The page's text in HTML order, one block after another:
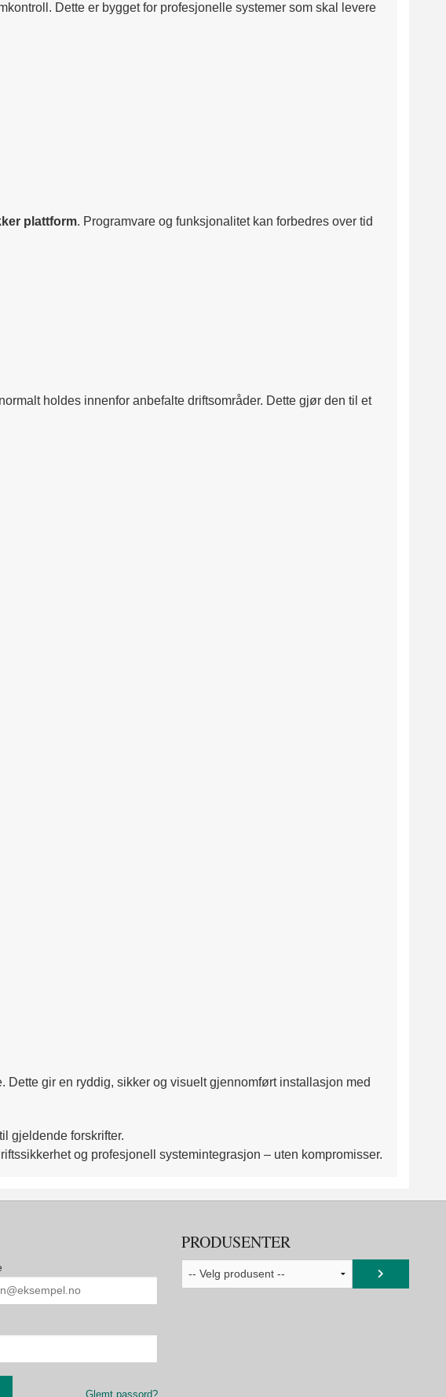
Dette er bygget for profesjonelle systemer som skal levere
plattform. Programvare og funksjonalitet kan forbedres over tid
holdes innenfor anbefalte driftsområder. Dette gjør den til et
gir en ryddig, sikker og visuelt gjennomført installasjon med
gjeldende forskrifter.
og profesjonell systemintegrasjon – uten kompromisser.
Glemt passord?
PRODUSENTER